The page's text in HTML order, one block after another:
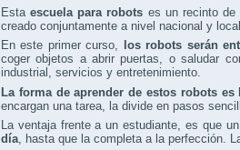
Estaescuela para robots es un recinto de
creado conjuntamente a nivel nacional y
En este primer curso,
los robots serán
coger objetos a abrir puertas, o saludar
industrial, servicios y entretenimiento.
La forma de aprender de estos robots
encargan una tarea, la divide en pasos
La ventaja frente a un estudiante, es que
día, hasta que la completa a la perfección.